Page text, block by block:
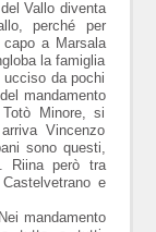
Vallo diventa
perché per
a Marsala
la famiglia
da pochi
mandamento
Minore, si
Vincenzo
sono questi,
Riina però tra
e
mandamento